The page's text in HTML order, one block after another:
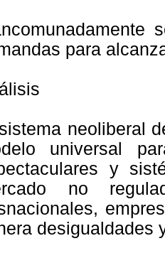
para
neoliberal
universal
y
no
desigualdades